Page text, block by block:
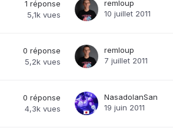
1 réponse
5,1k vues
remloup
10 juillet 2011
0 réponse
5,2k vues
remloup
7 juillet 2011
0 réponse
4,3k vues
NasadolanSan
19 juin 2011